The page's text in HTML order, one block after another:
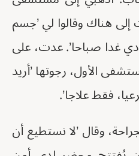
هناك وقالوا لي ’جسم
غدا صباحا’. عدت، على
الأول، رجوتها ’أريد
فقط علاجا’.
وقال ’لا نستطيع أن